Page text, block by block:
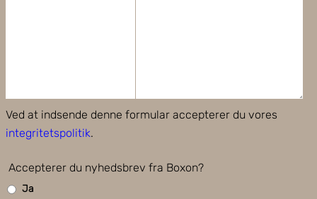
Ved at indsende denne formular accepterer du vores
integritetspolitik.
Accepterer du nyhedsbrev fra Boxon?
Ja